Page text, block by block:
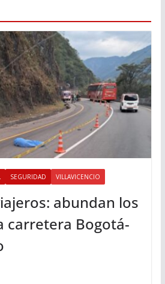
SEGURIDAD VILLAVICENCIO
abundan los
carretera Bogotá-